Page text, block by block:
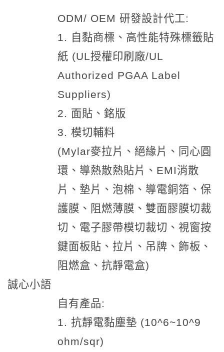
誠心小語
ODM/ OEM 研發設計代工:
1. 自黏商標、高性能特殊標籤貼
紙 (UL授權印刷廠/UL
Authorized PGAA Label
Suppliers)
2. 面貼、銘版
3. 模切輔料
(Mylar麥拉片、絕緣片、同心圓
環、導熱散熱貼片、EMI消散
片、墊片、泡棉、 導電銅箔 、保
護膜、阻燃薄膜、雙面膠膜切裁
切、電子膠帶模切裁切、視窗按
鍵面板貼、拉片、吊牌、飾板、
阻燃盒、抗靜電盒)
自有產品:
1. 抗靜電黏塵墊 (10^6~10^9
ohm/sqr)